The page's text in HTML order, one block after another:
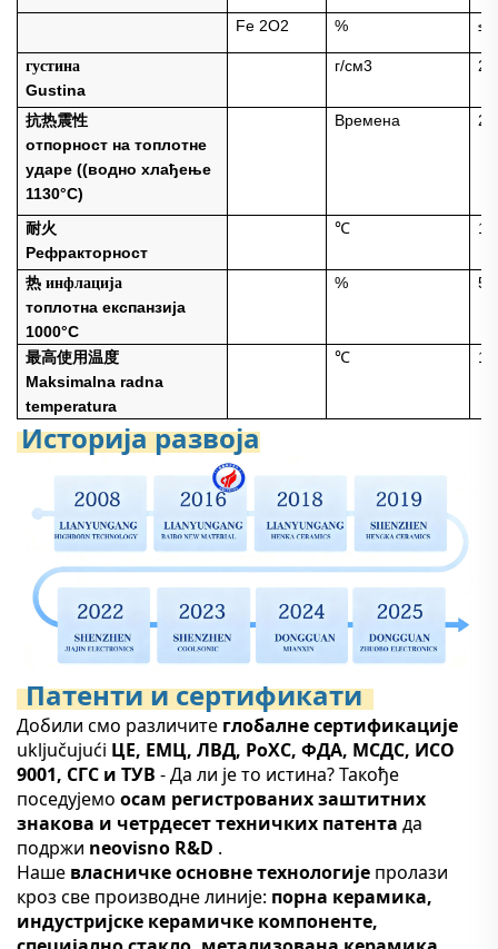
Fe 2О2 %
густина
Gustina
г/см3
抗热震性
отпорност на топлотне
ударе ((водно хлађење
1130°C)
Времена 20
耐火
Рефракторност
℃
热 инфлација
топлотна експанзија
1000°C
%
最高使用温度
Maksimalna radna
temperatura
℃
Историја развоја
Патенти и сертификати
Добили смо различите глобалне сертификације
uključujući ЦЕ, ЕМЦ, ЛВД, РоХС, ФДА, МСДС, ИСО
9001, СГС и ТУВ - Да ли је то истина? Такође
поседујемо осам регистрованих заштитних
знакова и четрдесет техничких патента да
подржи neovisno R&D .
Наше власничке основне технологије пролази
кроз све производне линије: порна керамика,
индустријске керамичке компоненте,